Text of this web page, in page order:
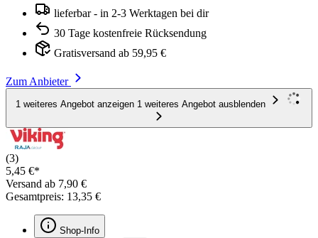
lieferbar - in 2-3 Werktagen bei dir
30 Tage kostenfreie Rücksendung
Gratisversand ab 59,95 €
Zum Anbieter
1 weiteres Angebot anzeigen 1 weiteres Angebot ausblenden
(3)
5,45 €*
Versand ab 7,90 €
Gesamtpreis: 13,35 €
Shop-Info